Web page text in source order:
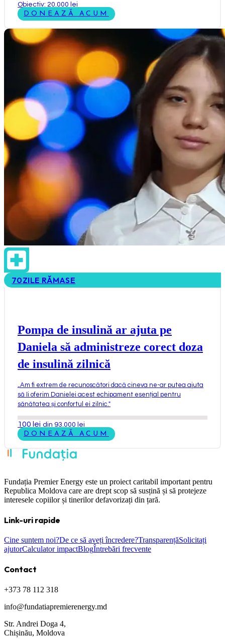
Obiectiv: 20.000 lei
DONEAZĂ ACUM
70ZILE RĂMASE
Pompa de insulină ar ajuta pe
Daniela să administreze corect doza
de insulină zilnică
Am fi extrem de recunoscători dacă cineva ne-ar putea ajuta
să îi oferim Danielei acest echipament esențial pentru
sănătatea și confortul ei zilnic. "
100 lei din 93.000 lei
DONEAZĂ ACUM
Fundația Premier Energy este un proiect caritabil important pentru
Republica Moldova care are drept scop să susțină și să protejeze
interesele copiilor și tinerilor defavorizați din țară.
Link-uri rapide
Cine suntem noi?De ce să aveți încredere?TransparențăSolicitați
ajutorCalculator impactBlogÎntrebări frecvente
Contact
+373 78 112 318
info@fundatiapremierenergy.md
Str. Andrei Doga 4,
Chișinău, Moldova